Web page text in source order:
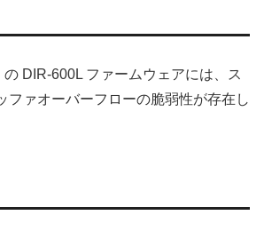
DIR-600L ファームウェアには、ス
ファオーバーフローの脆弱性が存在し